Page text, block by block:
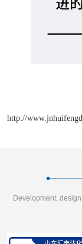
http://